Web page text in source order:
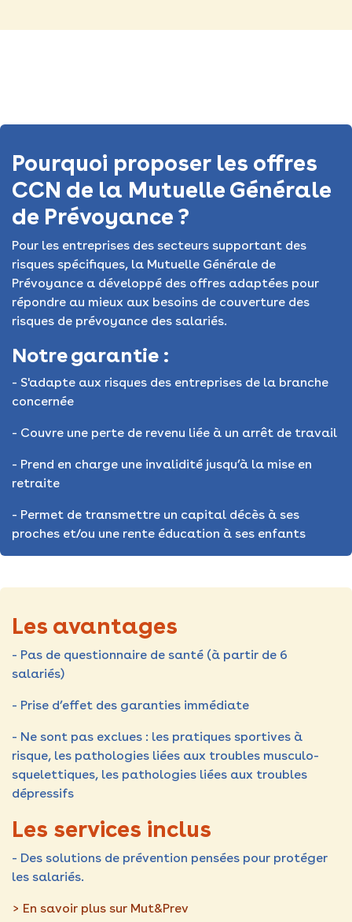
Pourquoi proposer les offres
CCN de la Mutuelle Générale
de Prévoyance ?
Pour les entreprises des secteurs supportant des
risques spécifiques, la Mutuelle Générale de
Prévoyance a développé des offres adaptées pour
répondre au mieux aux besoins de couverture des
risques de prévoyance des salariés.
Notre garantie :
- S'adapte aux risques des entreprises de la branche
concernée
- Couvre une perte de revenu liée à un arrêt de travail
- Prend en charge une invalidité jusqu’à la mise en
retraite
- Permet de transmettre un capital décès à ses
proches et/ou une rente éducation à ses enfants
Les avantages
- Pas de questionnaire de santé (à partir de 6
salariés)
- Prise d’effet des garanties immédiate
- Ne sont pas exclues : les pratiques sportives à
risque, les pathologies liées aux troubles musculo-
squelettiques, les pathologies liées aux troubles
dépressifs
Les services inclus
- Des solutions de prévention pensées pour protéger
les salariés.
> En savoir plus sur Mut&Prev